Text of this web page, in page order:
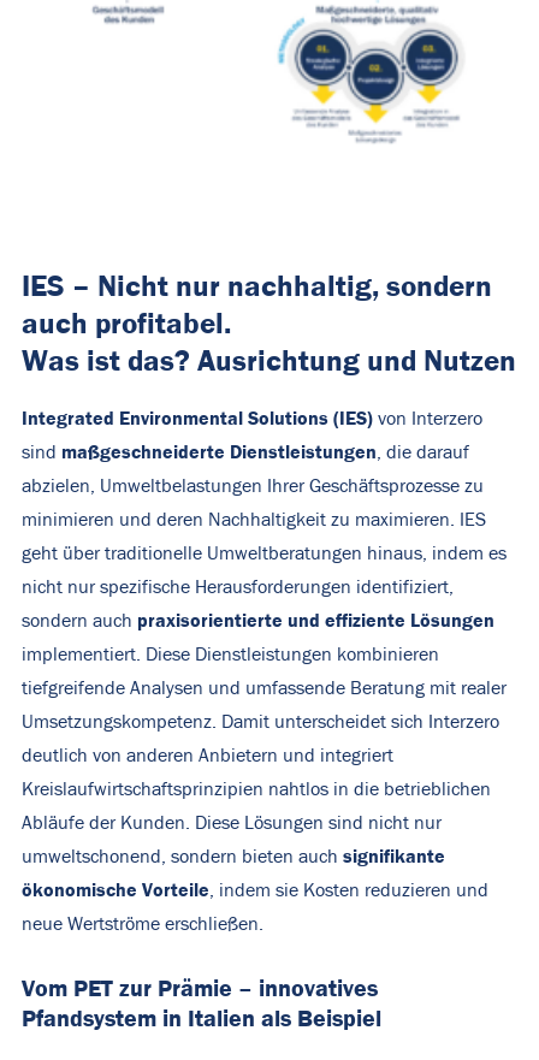
IES – Nicht nur nachhaltig, sondern
auch profitabel.
Was ist das? Ausrichtung und Nutzen
Integrated Environmental Solutions (IES) von Interzero
sind maßgeschneiderte Dienstleistungen , die darauf
abzielen, Umweltbelastungen Ihrer Geschäftsprozesse zu
minimieren und deren Nachhaltigkeit zu maximieren. IES
geht über traditionelle Umweltberatungen hinaus, indem es
nicht nur spezifische Herausforderungen identifiziert,
sondern auch praxisorientierte und effiziente Lösungen
implementiert. Diese Dienstleistungen kombinieren
tiefgreifende Analysen und umfassende Beratung mit realer
Umsetzungskompetenz. Damit unterscheidet sich Interzero
deutlich von anderen Anbietern und integriert
Kreislaufwirtschaftsprinzipien nahtlos in die betrieblichen
Abläufe der Kunden. Diese Lösungen sind nicht nur
umweltschonend, sondern bieten auch signifikante
ökonomische Vorteile , indem sie Kosten reduzieren und
neue Wertströme erschließen.
Vom PET zur Prämie – innovatives
Pfandsystem in Italien als Beispiel